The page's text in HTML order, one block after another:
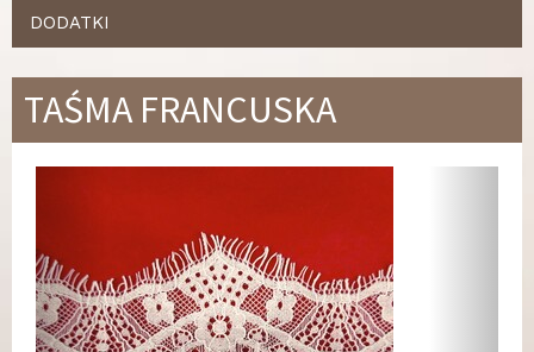
DODATKI
TAŚMA FRANCUSKA